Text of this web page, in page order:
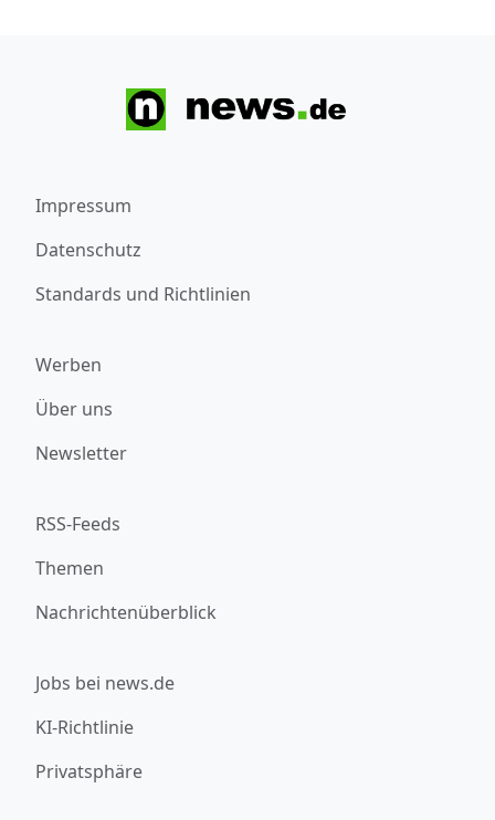
Impressum
Datenschutz
Standards und Richtlinien
Werben
Über uns
Newsletter
RSS-Feeds
Themen
Nachrichtenüberblick
Jobs bei news.de
KI-Richtlinie
Privatsphäre